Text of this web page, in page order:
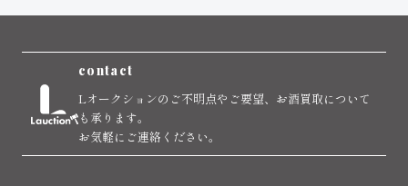
contact
Lオークションのご不明点やご要望、お酒買取について
も承ります。
お気軽にご連絡ください。